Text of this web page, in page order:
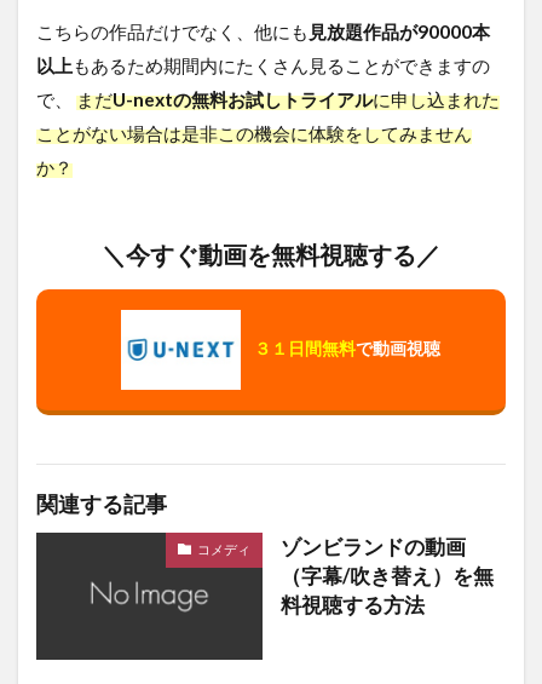
こちらの作品だけでなく、他にも 見放題作品が90000本
以上もあるため期間内にたくさん見ることができますの
で、 まだU-nextの無料お試しトライアルに申し込まれた
ことがない場合は是非この機会に体験をしてみません
か？
＼今すぐ動画を無料視聴する／
３１日間無料で動画視聴
関連する記事
コメディ
ゾンビランドの動画
（字幕/吹き替え）を無
料視聴する方法